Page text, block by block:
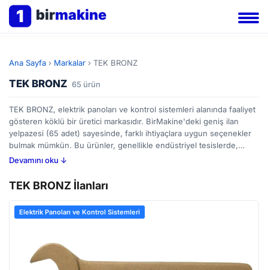
1 birmakine
Ana Sayfa › Markalar › TEK BRONZ
TEK BRONZ 65 ürün
TEK BRONZ, elektrik panoları ve kontrol sistemleri alanında faaliyet
gösteren köklü bir üretici markasıdır. BirMakine'deki geniş ilan
yelpazesi (65 adet) sayesinde, farklı ihtiyaçlara uygun seçenekler
bulmak mümkün. Bu ürünler, genellikle endüstriyel tesislerde,
enerji üretim santrallerinde, bina otomasyon sistemlerinde ve çeşitli
güvenli ve verimli bir şekilde dağıtılması için temel elemanları
içerirken, kontrol sistemleri ise proseslerin izlenmesi ve
yönetilmesi görevini üstlenir. Alıcılar, panel boyutları, akım taşıma
kapasitesi, kullanılan güvenlik standartları ve kontrol sistemlerinin
çözümü belirleyebilirler. BirMakine platformunda, hem yeni hem de
ikinci el TEK BRONZ ürünlerini karşılaştırarak bütçenize uygun bir
seçim yapabilirsiniz.
Devamını oku ↓
TEK BRONZ İlanları
Elektrik Panoları ve Kontrol Sistemleri